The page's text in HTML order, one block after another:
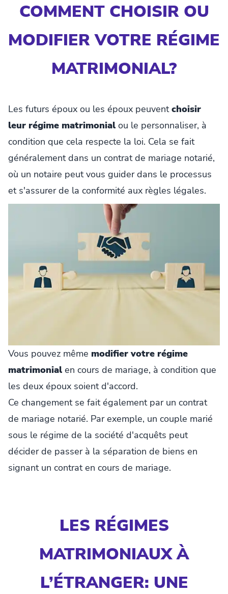
COMMENT CHOISIR OU
MODIFIER VOTRE RÉGIME
MATRIMONIAL?
Les futurs époux ou les époux peuventchoisir
leur régime matrimonial ou le personnaliser, à
condition que cela respecte la loi. Cela se fait
généralement dans un contrat de mariage notarié,
où un notaire peut vous guider dans le processus
et s'assurer de la conformité aux règles légales.
Vous pouvez même modifier votre régime
matrimonial en cours de mariage, à condition que
les deux époux soient d'accord.
Ce changement se fait également par un contrat
de mariage notarié. Par exemple, un couple marié
sous le régime de la société d'acquêts peut
décider de passer à la séparation de biens en
signant un contrat en cours de mariage.
LES RÉGIMES
MATRIMONIAUX À
L’ÉTRANGER: UNE